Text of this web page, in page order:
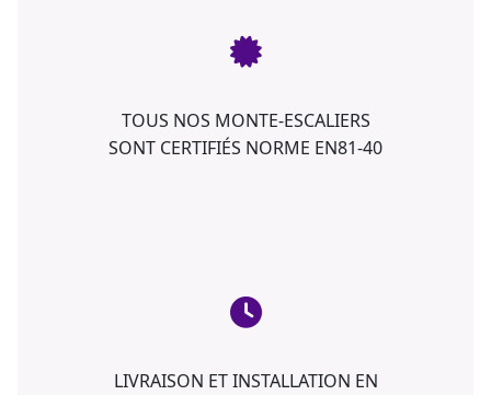
TOUS NOS MONTE-ESCALIERS
SONT CERTIFIÉS NORME EN81-40
LIVRAISON ET INSTALLATION EN